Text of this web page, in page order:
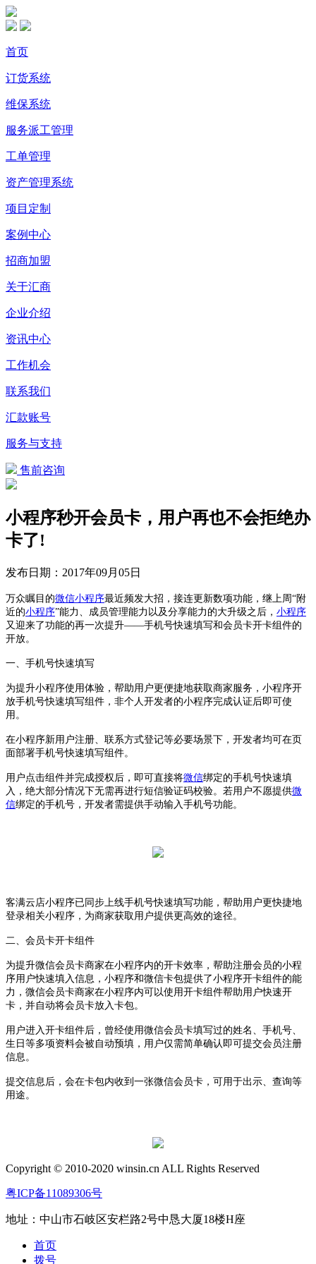
首页
订货系统
维保系统
服务派工管理
工单管理
资产管理系统
项目定制
案例中心
招商加盟
关于汇商
企业介绍
资讯中心
工作机会
联系我们
汇款账号
服务与支持
售前咨询
小程序秒开会员卡，用户再也不会拒绝办
卡了!
发布日期： 2017年09月05日
万众瞩目的微信小程序最近频发大招，接连更新数项功能，继上周“附
近的小程序”能力、成员管理能力以及分享能力的大升级之后， 小程序
又迎来了功能的再一次提升——手机号快速填写和会员卡开卡组件的
开放。
一、手机号快速填写
为提升小程序使用体验，帮助用户更便捷地获取商家服务，小程序开
放手机号快速填写组件，非个人开发者的小程序完成认证后即可使
用。
在小程序新用户注册、联系方式登记等必要场景下，开发者均可在页
面部署手机号快速填写组件。
用户点击组件并完成授权后，即可直接将微信绑定的手机号快速填
入，绝大部分情况下无需再进行短信验证码校验。若用户不愿提供微
信绑定的手机号，开发者需提供手动输入手机号功能。
客满云店小程序已同步上线手机号快速填写功能，帮助用户更快捷地
登录相关小程序，为商家获取用户提供更高效的途径。
二、会员卡开卡组件
为提升微信会员卡商家在小程序内的开卡效率，帮助注册会员的小程
序用户快速填入信息，小程序和微信卡包提供了小程序开卡组件的能
力，微信会员卡商家在小程序内可以使用开卡组件帮助用户快速开
卡，并自动将会员卡放入卡包。
用户进入开卡组件后，曾经使用微信会员卡填写过的姓名、手机号、
生日等多项资料会被自动预填，用户仅需简单确认即可提交会员注册
信息。
提交信息后，会在卡包内收到一张微信会员卡，可用于出示、查询等
用途。
Copyright © 2010-2020 winsin.cn ALL Rights Reserved
粤ICP备11089306号
地址：中山市石岐区安栏路2号中恳大厦18楼H座
首页
拨号